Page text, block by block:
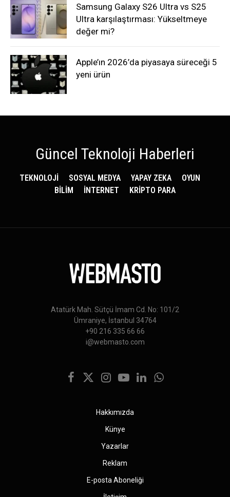
Samsung Galaxy S26 Ultra vs S25
Ultra karşılaştırması: Yükseltmeye
değer mi?
Apple’ın 2026’da piyasaya süreceği 5
yeni ürün
Güncel Teknoloji Haberleri
TEKNOLOJİ SOSYAL MEDYA YAPAY ZEKA
OYUN
BİLİM
İNTERNET KRİPTO PARA
Atatürk Mah. Sütçü İmam Cd. No: 101/2
Ümraniye, İstanbul 34764
+90 216 335 66 66
i@webmasto.com
Facebook
X
Instagram
YouTubeLinkedInWhatsApp
Hakkımızda
Künye
Yazarlar
Reklam
E-posta Aboneliği